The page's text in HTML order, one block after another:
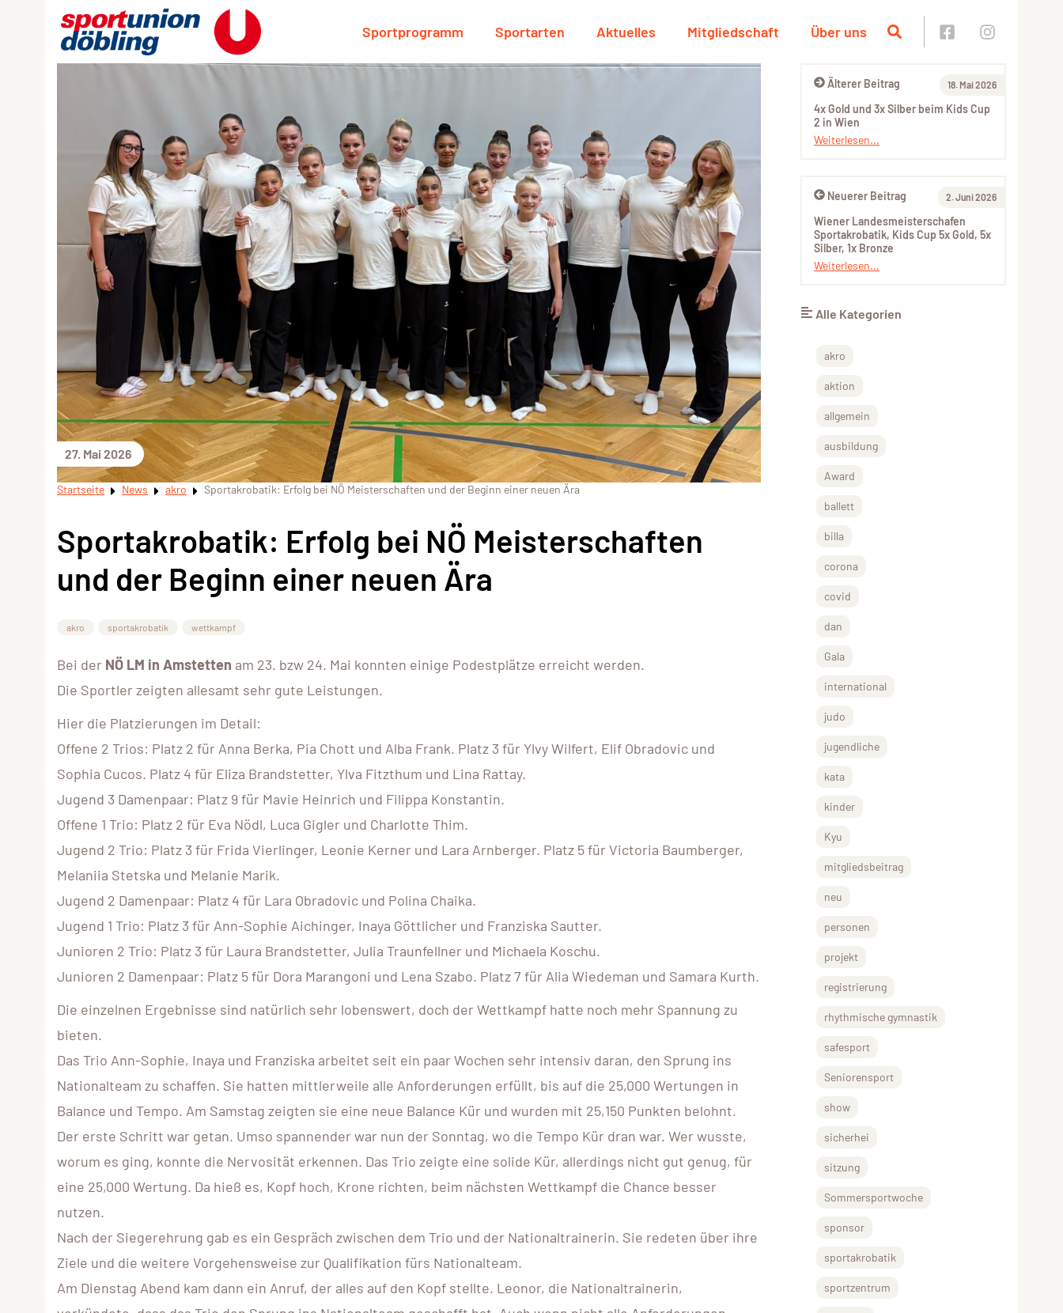
Sportprogramm Sportarten Aktuelles Mitgliedschaft Über uns
27. Mai 2026
Startseite News akro Sportakrobatik: Erfolg bei NÖ Meisterschaften und der Beginn einer neuen Ära
Sportakrobatik: Erfolg bei NÖ Meisterschaften
und der Beginn einer neuen Ära
akro sportakrobatik wettkampf
Bei der NÖ LM in Amstetten am 23. bzw 24. Mai konnten einige Podestplätze erreicht werden.
Die Sportler zeigten allesamt sehr gute Leistungen.
Hier die Platzierungen im Detail:
Offene 2 Trios: Platz 2 für Anna Berka, Pia Chott und Alba Frank. Platz 3 für Ylvy Wilfert, Elif Obradovic und
Sophia Cucos. Platz 4 für Eliza Brandstetter, Ylva Fitzthum und Lina Rattay.
Jugend 3 Damenpaar: Platz 9 für Mavie Heinrich und Filippa Konstantin.
Offene 1 Trio: Platz 2 für Eva Nödl, Luca Gigler und Charlotte Thim.
Jugend 2 Trio: Platz 3 für Frida Vierlinger, Leonie Kerner und Lara Arnberger. Platz 5 für Victoria Baumberger,
Melaniia Stetska und Melanie Marik.
Jugend 2 Damenpaar: Platz 4 für Lara Obradovic und Polina Chaika.
Jugend 1 Trio: Platz 3 für Ann-Sophie Aichinger, Inaya Göttlicher und Franziska Sautter.
Junioren 2 Trio: Platz 3 für Laura Brandstetter, Julia Traunfellner und Michaela Koschu.
Junioren 2 Damenpaar: Platz 5 für Dora Marangoni und Lena Szabo. Platz 7 für Alia Wiedeman und Samara Kurth.
Die einzelnen Ergebnisse sind natürlich sehr lobenswert, doch der Wettkampf hatte noch mehr Spannung zu
bieten.
Das Trio Ann-Sophie, Inaya und Franziska arbeitet seit ein paar Wochen sehr intensiv daran, den Sprung ins
Nationalteam zu schaffen. Sie hatten mittlerweile alle Anforderungen erfüllt, bis auf die 25,000 Wertungen in
Balance und Tempo. Am Samstag zeigten sie eine neue Balance Kür und wurden mit 25,150 Punkten belohnt.
Der erste Schritt war getan. Umso spannender war nun der Sonntag, wo die Tempo Kür dran war. Wer wusste,
worum es ging, konnte die Nervosität erkennen. Das Trio zeigte eine solide Kür, allerdings nicht gut genug, für
eine 25,000 Wertung. Da hieß es, Kopf hoch, Krone richten, beim nächsten Wettkampf die Chance besser
nutzen.
Nach der Siegerehrung gab es ein Gespräch zwischen dem Trio und der Nationaltrainerin. Sie redeten über ihre
Ziele und die weitere Vorgehensweise zur Qualifikation fürs Nationalteam.
Am Dienstag Abend kam dann ein Anruf, der alles auf den Kopf stellte. Leonor, die Nationaltrainerin,
Älterer Beitrag 18. Mai 2026
4x Gold und 3x Silber beim Kids Cup
2 in Wien
Weiterlesen...
Neuerer Beitrag 2. Juni 2026
Wiener Landesmeisterschafen
Sportakrobatik, Kids Cup 5x Gold, 5x
Silber, 1x Bronze
Weiterlesen...
Alle Kategorien
akro
aktion
allgemein
ausbildung
Award
ballett
billa
corona
covid
dan
Gala
international
judo
jugendliche
kata
kinder
Kyu
mitgliedsbeitrag
neu
personen
projekt
registrierung
rhythmische gymnastik
safesport
Seniorensport
show
sicherhei
sitzung
Sommersportwoche
sponsor
sportakrobatik
sportzentrum